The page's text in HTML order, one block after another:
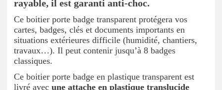
rayable, il est garanti anti-choc.
Ce boitier porte badge transparent protégera vos
cartes, badges, clés et documents importants en
situations extérieures difficile (humidité, chantiers,
travaux…). Il peut contenir jusqu’à 8 badges
classiques.
Ce boitier porte badge en plastique transparent est
livré avec une attache en plastique translucide